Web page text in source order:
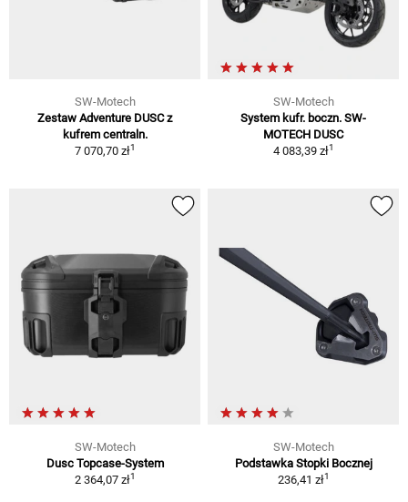
SW-Motech
Zestaw Adventure DUSC z
kufrem centraln.
7 070,70 zł1
SW-Motech
System kufr. boczn. SW-
MOTECH DUSC
4 083,39 zł1
SW-Motech
Dusc Topcase-System
2 364,07 zł1
SW-Motech
Podstawka Stopki Bocznej
236,41 zł1